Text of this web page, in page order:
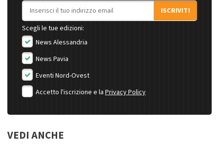
Indirizzo email
ISCRIVITI
Scegli le tue edizioni:
News Alessandria
News Pavia
Eventi Nord-Ovest
Accetto l'iscrizione e la Privacy Policy
VEDI ANCHE